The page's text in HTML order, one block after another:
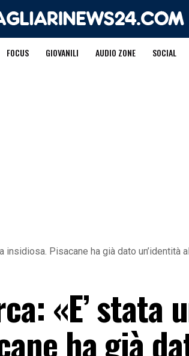
FOCUS GIOVANILI AUDIO ZONE SOCIAL
insidiosa. Pisacane ha già dato un’identità
«E’ stata
ha già